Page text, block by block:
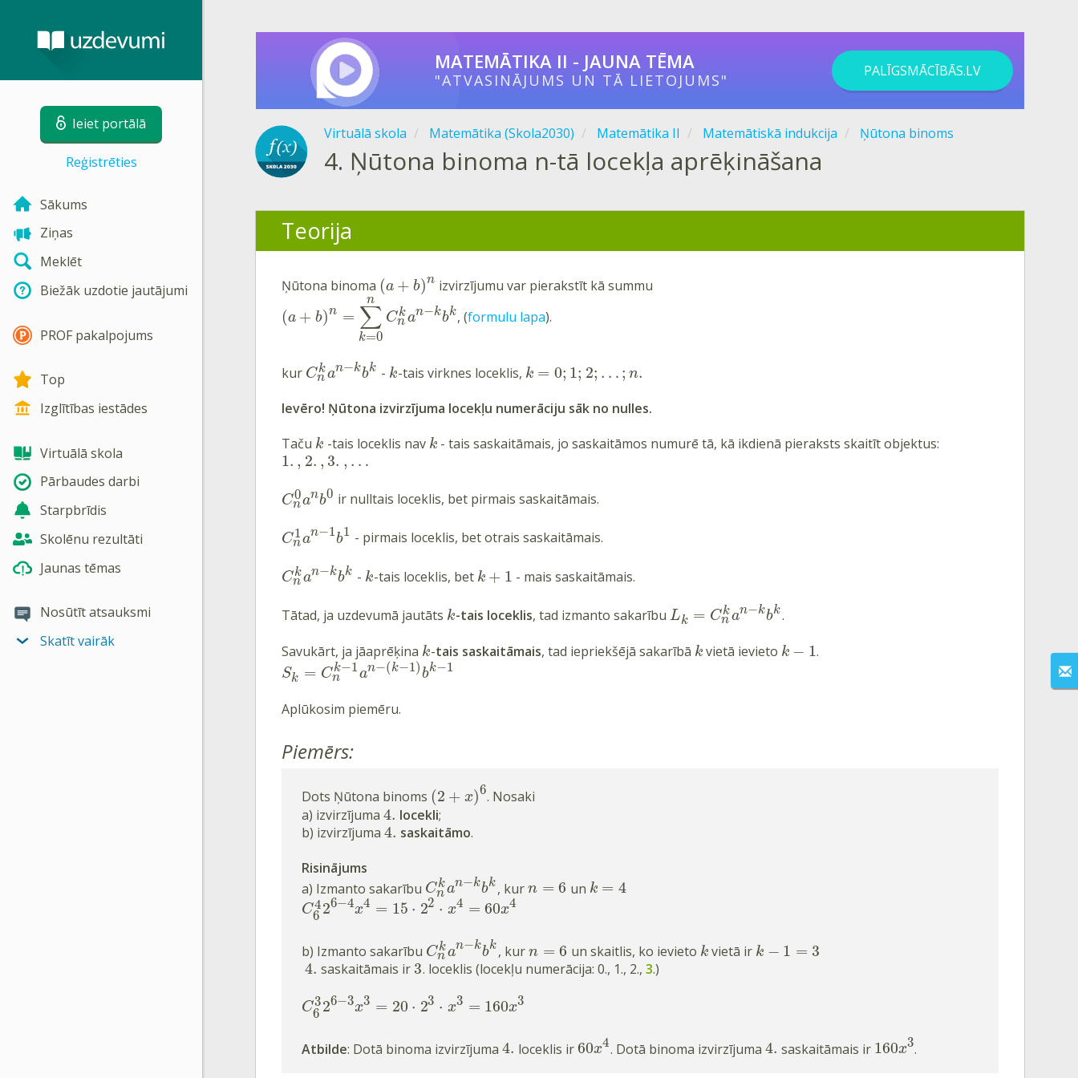
Ieiet portālā
Reģistrēties
Sākums
Ziņas
Meklēt
Biežāk uzdotie jautājumi
PROF pakalpojums
Top
Izglītības iestādes
Virtuālā skola
Pārbaudes darbi
Starpbrīdis
Skolēnu rezultāti
Jaunas tēmas
Nosūtīt atsauksmi
Skatīt vairāk
MATEMĀTIKA II - JAUNA TĒMA
"ATVASINĀJUMS UN TĀ LIETOJUMS" PALĪGSMĀCĪBĀS.LV
Virtuālā skola Matemātika (Skola2030) Matemātika II Matemātiskā indukcija Ņūtona binoms
4. Ņūtona binoma n-tā locekļa aprēķināšana
Teorija
Ņūtona binoma (a + b)n izvirzījumu var pierakstīt kā summu
(a + b)n = ∑
k=0
n
C k
nan−kbk, (formulu lapa).
kur Ck
nan−kbk - k-tais virknes loceklis, k = 0; 1; 2; … ; n.
Ievēro! Ņūtona izvirzījuma locekļu numerāciju sāk no nulles.
Taču k -tais loceklis nav k - tais saskaitāmais, jo saskaitāmos numurē tā, kā ikdienā pieraksts skaitīt objektus:
1. , 2. , 3. , …
C0
nanb0 ir nulltais loceklis, bet pirmais saskaitāmais.
C1
nan−1b1 - pirmais loceklis, bet otrais saskaitāmais.
Ck
nan−kbk - k-tais loceklis, bet k + 1 - mais saskaitāmais.
Tātad, ja uzdevumā jautāts k-tais loceklis, tad izmanto sakarību Lk = Ck
nan−kbk.
Savukārt, ja jāaprēķina k-tais saskaitāmais, tad iepriekšējā sakarībā k vietā ievieto k − 1.
Sk = Ck−1
n an−(k−1)bk−1
Aplūkosim piemēru.
Piemērs:
Dots Ņūtona binoms (2 + x)6. Nosaki
a) izvirzījuma 4. locekli;
b) izvirzījuma 4. saskaitāmo.
Risinājums
a) Izmanto sakarību Ck
nan−kbk, kurn = 6 un k = 4
C4
6 26−4x4 = 15 ⋅ 22 ⋅ x4 = 60x4
b) Izmanto sakarību Ck
nan−kbk, kurn = 6 un skaitlis, ko ievieto k vietā ir k − 1 = 3
4. saskaitāmais ir 3. loceklis (locekļu numerācija: 0., 1., 2., 3.)
C3
6 26−3x3 = 20 ⋅ 23 ⋅ x3 = 160x3
Atbilde: Dotā binoma izvirzījuma 4. loceklis ir60x4. Dotā binoma izvirzījuma 4. saskaitāmais ir 160x3.